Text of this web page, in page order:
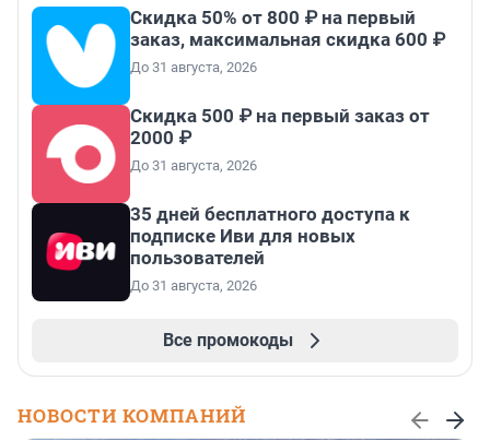
Скидка 50% от 800 ₽ на первый
заказ, максимальная скидка 600 ₽
До 31 августа, 2026
Скидка 500 ₽ на первый заказ от
2000 ₽
До 31 августа, 2026
35 дней бесплатного доступа к
подписке Иви для новых
пользователей
До 31 августа, 2026
Все промокоды
НОВОСТИ КОМПАНИЙ